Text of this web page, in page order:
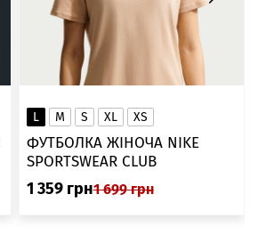
L M S XL XS
ФУТБОЛКА ЖІНОЧА NIKE
SPORTSWEAR CLUB
ESSENTIALS DX7902-286
1 359 грн1 699 грн